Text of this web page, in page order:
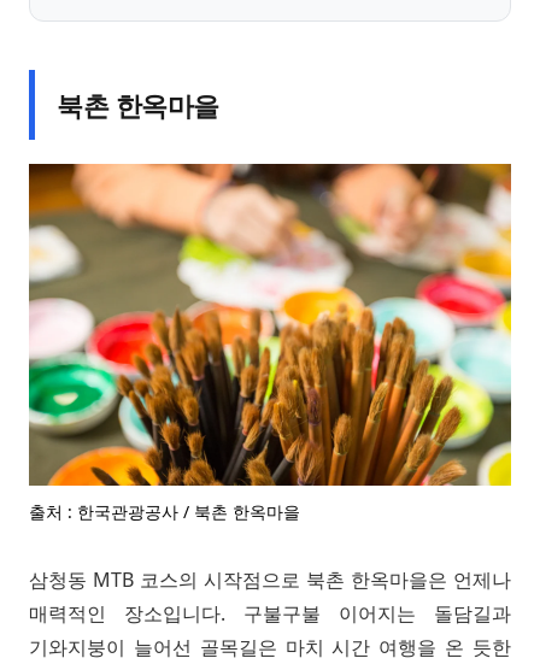
북촌 한옥마을
출처 : 한국관광공사 / 북촌 한옥마을
삼청동 MTB 코스의 시작점으로 북촌 한옥마을은 언제나
매력적인 장소입니다. 구불구불 이어지는 돌담길과
기와지붕이 늘어선 골목길은 마치 시간 여행을 온 듯한